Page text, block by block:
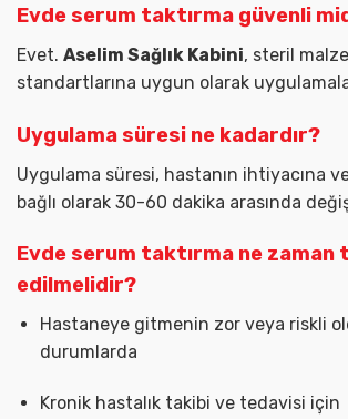
Evde serum taktırma güvenli
Evet. Aselim Sağlık Kabini, steril
standartlarına uygun olarak
Uygulama süresi ne kadardır?
Uygulama süresi, hastanın ihtiyacına
bağlı olarak 30-60 dakika arasında
Evde serum taktırma ne zaman
edilmelidir?
Hastaneye gitmenin zor veya riskli
durumlarda
Kronik hastalık takibi ve tedavisi için